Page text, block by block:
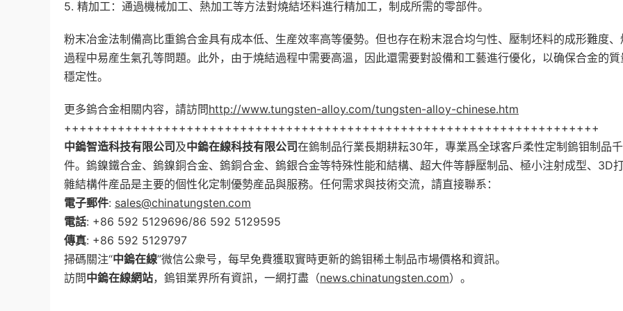
5. 精加工：通過機械加工、熱加工等方法對燒結坯料進行精加工，制成所需的零部件。
粉末冶金法制備高比重鎢合金具有成本低、生産效率高等優勢。但也存在粉末混合均勻性、壓制坯料的成形難度、
過程中易産生氣孔等問題。此外，由于燒結過程中需要高溫，因此還需要對設備和工藝進行優化，以确保合金的質
穩定性。
更多鎢合金相關内容，請訪問http://www.tungsten-alloy.com/tungsten-alloy-chinese.htm
++++++++++++++++++++++++++++++++++++++++++++++++++++++++++++++++++++++
中鎢智造科技有限公司 及中鎢在線科技有限公司在鎢制品行業長期耕耘30年，專業爲全球客戶柔性定制鎢钼制品
件。鎢鎳鐵合金、鎢鎳銅合金、鎢銅合金、鎢銀合金等特殊性能和結構、超大件等靜壓制品、極小注射成型、3D
雜結構件産品是主要的個性化定制優勢産品與服務。任何需求與技術交流，請直接聯系：
電子郵件: sales@chinatungsten.com
電話: +86 592 5129696/86 592 5129595
傳真: +86 592 5129797
掃碼關注“中鎢在線”微信公衆号，每早免費獲取實時更新的鎢钼稀土制品市場價格和資訊。
訪問中鎢在線網站，鎢钼業界所有資訊，一網打盡（news.chinatungsten.com）。